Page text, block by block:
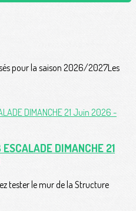
pour la saison 2026/2027Les
DIMANCHE 21
tester le mur de la Structure